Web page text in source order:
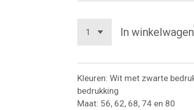
In winkelwagen
Kleuren: Wit met zwarte
bedrukking
Maat: 56, 62, 68, 74 en 80